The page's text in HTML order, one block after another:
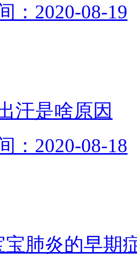
：2020-08-19
汗是啥原因
：2020-08-18
宝肺炎的早期